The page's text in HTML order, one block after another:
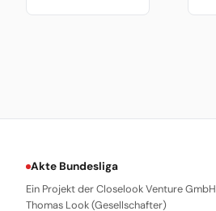
Akte Bundesliga
Ein Projekt der Closelook Venture GmbH
Thomas Look (Gesellschafter)